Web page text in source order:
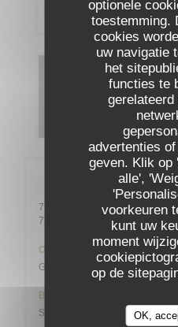
optionele
toestemming.
cookies
uw navigatie
het
functies te
advertenties
geven. Klik op
alle',
voorkeuren
kunt uw
moment
op de
OK,
ONTDEK
79 rue Daguerre - 01 43 21 92
75014 Paris
((opent in een nieuw
Ondergrondse
Gaîté
Bike station
Station n° 14103 132 / 136